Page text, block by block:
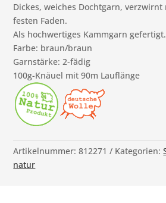
Dickes, weiches Dochtgarn,
festen Faden.
Als hochwertiges Kammgarn gefertigt.
Farbe: braun/braun
Garnstärke: 2-fädig
100g-Knäuel mit 90m Lauflänge
Artikelnummer:812271 Kategorien:
natur